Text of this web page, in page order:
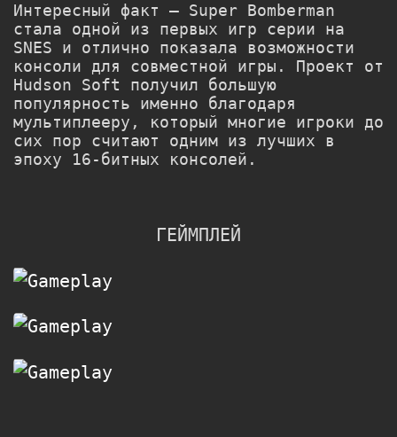
Интересный факт — Super Bomberman
стала одной из первых игр серии на
SNES и отлично показала возможности
консоли для совместной игры. Проект от
Hudson Soft получил большую
популярность именно благодаря
мультиплееру, который многие игроки до
сих пор считают одним из лучших в
эпоху 16-битных консолей.
ГЕЙМПЛЕЙ